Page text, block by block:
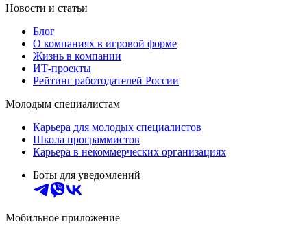
Новости и статьи
Блог
О компаниях в игровой форме
Жизнь в компании
ИТ-проекты
Рейтинг работодателей России
Молодым специалистам
Карьера для молодых специалистов
Школа программистов
Карьера в некоммерческих организациях
Боты для уведомлений
Мобильное приложение